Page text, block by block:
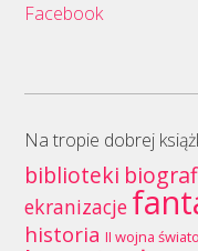
Facebook
Na tropie dobrej
biblioteki
ekranizacje
historia II wojna